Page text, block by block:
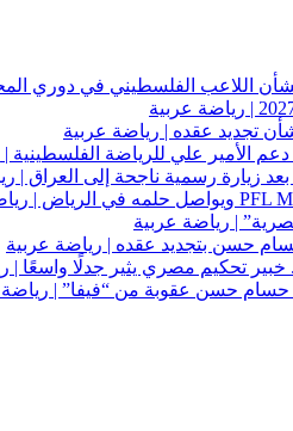
اللاعب الفلسطيني في دوري
تجديد عقده | رياضة عربية
دعم الأمير علي للرياضة الفلسطينية
بعد زيارة رسمية ناجحة إلى العراق |
| رياضة عربية
حسن بتجديد عقده | رياضة عربية
خبير تحكيم مصري يثير جدلًا واسعًا |
حسن عقوبة من “فيفا” | رياضة